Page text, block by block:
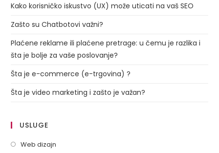
Kako korisničko iskustvo (UX) može uticati na vaš SEO
Zašto su Chatbotovi važni?
Plaćene reklame ili plaćene pretrage: u čemu je razlika i
šta je bolje za vaše poslovanje?
Šta je e-commerce (e-trgovina) ?
Šta je video marketing i zašto je važan?
USLUGE
Web dizajn